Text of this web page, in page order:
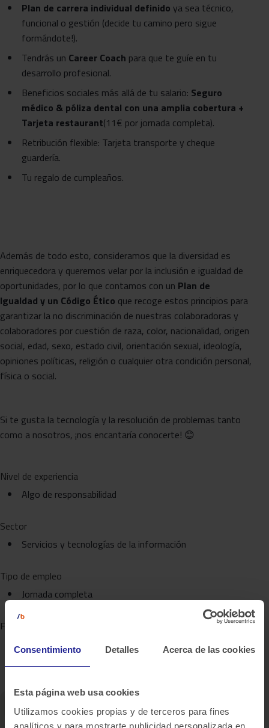
Consentimiento Detalles Acerca de las cookies
Esta página web usa cookies
Utilizamos cookies propias y de terceros para fines
analíticos y para mostrarte publicidad personalizada en
Plan de carrera individual definido ya sea técnico,
funcional o gestión (decide tu camino pero sigue
formándote!).
Tendrás un Career Coach para que te guíe en tu
desarrollo profesional.
Beneficios sociales más allá de tu salario: Seguro
médico & póliza dental con una amplia cobertura +
Tarjeta restaurant(11€ por jornada completa).
Retribución flexible: Tarjeta transporte y cheque
guardería.
Tu regalo de cumpleaños.
Además de todo esto, consideramos que la diversidad es
enriquecedora y queremos velar por la inclusión e igualdad de
oportunidades, por lo que contamos con un Plan de
Igualdad y un Código Ético que recoge estos principios para
garantizar la no discriminación de nuestras colaboradoras y
colaboradores por cuestión de raza, color, nacionalidad, origen
social, edad, sexo, estado civil, orientación sexual, ideología,
opiniones políticas, religión o cualquier otra condición personal,
física o social.
Si te gusta la tecnología y la resolución de problemas tanto
como a nosotros, ¡nos encantaría conocerte! 😊
Nivel de experiencia
Algo de responsabilidad
Sector
Servicios y tecnologías de la información
Tipo de empleo
Jornada completa
Funciones laborales
Tecnología de la información
Ingeniería